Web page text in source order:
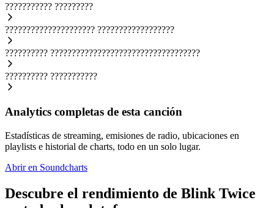
??????????? ?????????
????????????????????? ??????????????????
?????????? ???????????????????????????????????
?????????? ???????????
Analytics completas de esta canción
Estadísticas de streaming, emisiones de radio, ubicaciones en
playlists e historial de charts, todo en un solo lugar.
Abrir en Soundcharts
Descubre el rendimiento de Blink Twice